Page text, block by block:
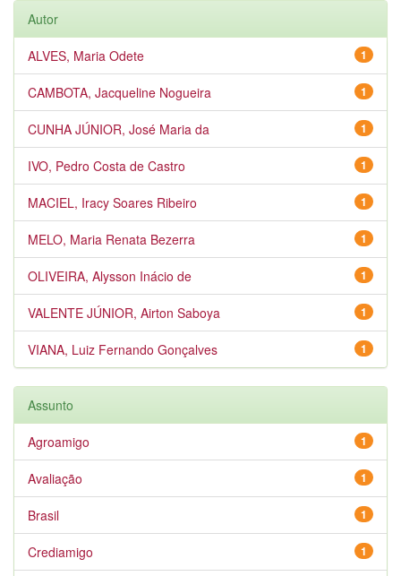
Autor
1
ALVES, Maria Odete
1
CAMBOTA, Jacqueline Nogueira
1
CUNHA JÚNIOR, José Maria da
1
IVO, Pedro Costa de Castro
1
MACIEL, Iracy Soares Ribeiro
1
MELO, Maria Renata Bezerra
1
OLIVEIRA, Alysson Inácio de
1
VALENTE JÚNIOR, Airton Saboya
1
VIANA, Luiz Fernando Gonçalves
Assunto
1
Agroamigo
1
Avaliação
1
Brasil
1
Crediamigo